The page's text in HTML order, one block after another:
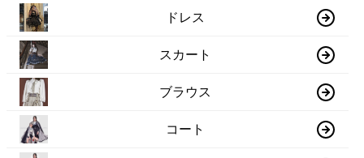
ドレス
スカート
ブラウス
コート